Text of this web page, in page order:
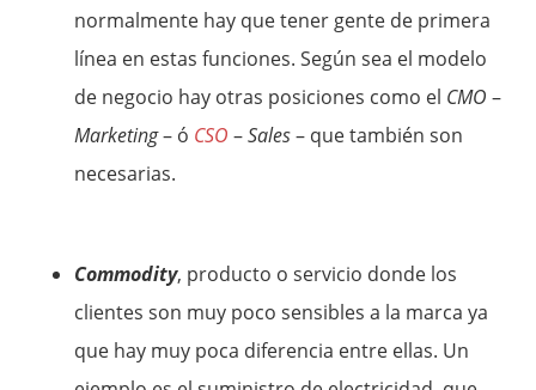
normalmente hay que tener gente de primera
línea en estas funciones. Según sea el modelo
de negocio hay otras posiciones como el CMO –
Marketing– ó CSO –Sales– que también son
necesarias.
Commodity, producto o servicio donde los
clientes son muy poco sensibles a la marca ya
que hay muy poca diferencia entre ellas. Un